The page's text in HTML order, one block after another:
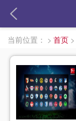
当前位置： > 首页 >